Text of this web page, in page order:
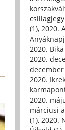
(1), 2020.
2020.
2020.
december
2020.
2020.
márciusi
(1), 2020.